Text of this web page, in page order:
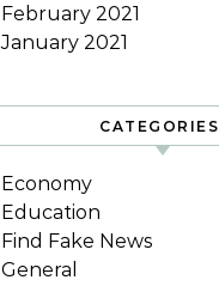
February 2021
January 2021
CATEGORIES
Economy
Education
Find Fake News
General